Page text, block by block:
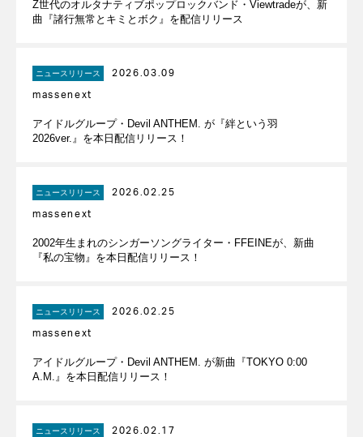
Z世代のオルタナティブポップロックバンド・Viewtradeが、新
曲『諸行無常とキミとボク』を配信リリース
ニュースリリース
2026.03.09
massenext
アイドルグループ・Devil ANTHEM. が『絆という羽
2026ver.』を本日配信リリース！
ニュースリリース
2026.02.25
massenext
2002年生まれのシンガーソングライター・FFEINEが、新曲
『私の宝物』を本日配信リリース！
ニュースリリース
2026.02.25
massenext
アイドルグループ・Devil ANTHEM. が新曲『TOKYO 0:00
A.M.』を本日配信リリース！
ニュースリリース
2026.02.17